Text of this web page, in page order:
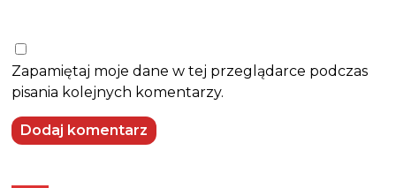
Zapamiętaj moje dane w tej przeglądarce podczas
pisania kolejnych komentarzy.